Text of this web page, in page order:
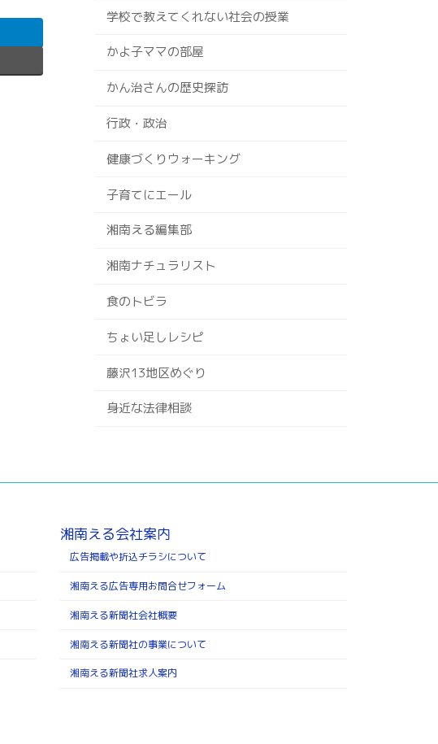
学校で教えてくれない社会の授業
かよ子ママの部屋
かん治さんの歴史探訪
行政・政治
健康づくりウォーキング
子育てにエール
湘南える編集部
湘南ナチュラリスト
食のトビラ
ちょい足しレシピ
藤沢13地区めぐり
身近な法律相談
湘南える会社案内
広告掲載や折込チラシについて
湘南える広告専用お問合せフォーム
湘南える新聞社会社概要
湘南える新聞社の事業について
湘南える新聞社求人案内